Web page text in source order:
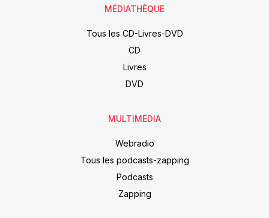
MÉDIATHÈQUE
Tous les CD-Livres-DVD
CD
Livres
DVD
MULTIMEDIA
Webradio
Tous les podcasts-zapping
Podcasts
Zapping